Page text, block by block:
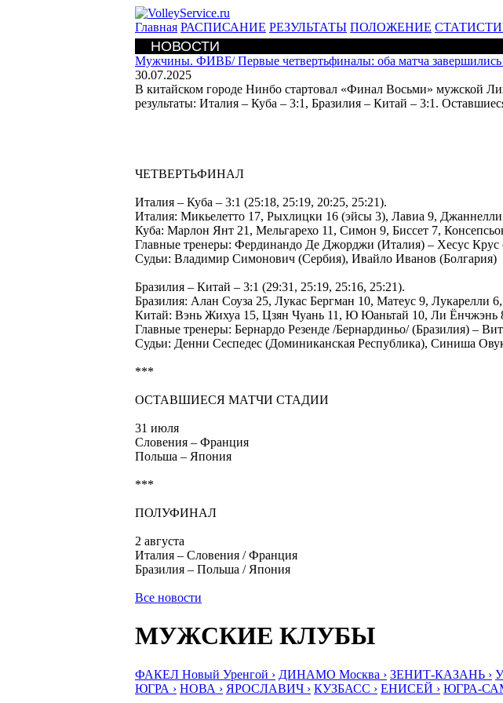
Главная РАСПИСАНИЕ РЕЗУЛЬТАТЫ ПОЛОЖЕНИЕ
НОВОСТИ
Мужчины. ФИВБ/Первые четвертьфиналы: оба матча завершились
30.07.2025
В китайском городе Нинбо стартовал «Финал Восьми» мужской
результаты: Италия – Куба – 3:1, Бразилия – Китай – 3:1.
ЧЕТВЕРТЬФИНАЛ
Италия – Куба – 3:1 (25:18, 25:19, 20:25, 25:21).
Италия: Микьелетто 17, Рыхлицки 16 (эйсы 3), Лавиа 9,
Куба: Марлон Янт 21, Мельгарехо 11, Симон 9, Биссет 7,
Главные тренеры: Фердинандо Де Джорджи (Италия) – Хесус Крус
Судьи: Владимир Симонович (Сербия), Ивайло Иванов (Болгария)
Бразилия – Китай – 3:1 (29:31, 25:19, 25:16, 25:21).
Бразилия: Алан Соуза 25, Лукас Бергман 10, Матеус 9,
Китай: Вэнь Жихуа 15, Цзян Чуань 11, Ю Юаньтай 10, Ли Ёнчжэнь
Главные тренеры: Бернардо Резенде /Бернардиньо/ (Бразилия) –
Судьи: Денни Сеспедес (Доминиканская Республика), Синиша
***
ОСТАВШИЕСЯ МАТЧИ СТАДИИ
31 июля
Словения – Франция
Польша – Япония
***
ПОЛУФИНАЛ
2 августа
Италия – Словения / Франция
Бразилия – Польша / Япония
Все новости
МУЖСКИЕ КЛУБЫ
ФАКЕЛ Новый Уренгой › ДИНАМО Москва › ЗЕНИТ-КАЗАНЬ ›
ЮГРА › НОВА › ЯРОСЛАВИЧ › КУЗБАСС › ЕНИСЕЙ › ЮГРА-